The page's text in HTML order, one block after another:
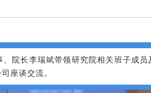
院长李瑞斌带领研究院相关班子成
座谈交流。